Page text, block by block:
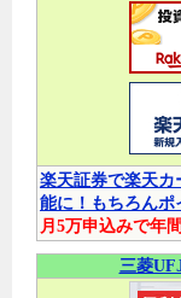
楽天証券で楽天カ
能に！もちろんポ
月5万申込みで年
三菱